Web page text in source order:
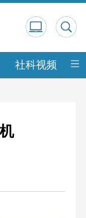
社科视频 中